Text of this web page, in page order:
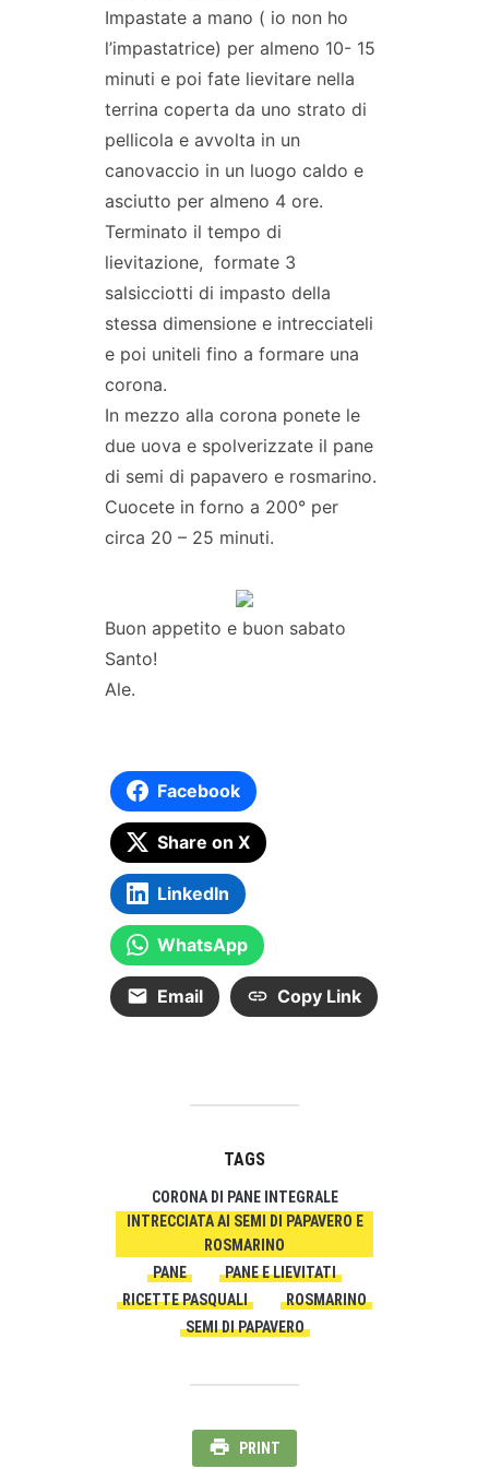
Impastate a mano ( io non ho
l’impastatrice) per almeno 10- 15
minuti e poi fate lievitare nella
terrina coperta da uno strato di
pellicola e avvolta in un
canovaccio in un luogo caldo e
asciutto per almeno 4 ore.
Terminato il tempo di
lievitazione, formate 3
salsicciotti di impasto della
stessa dimensione e intrecciateli
e poi uniteli fino a formare una
corona.
In mezzo alla corona ponete le
due uova e spolverizzate il pane
di semi di papavero e rosmarino.
Cuocete in forno a 200° per
circa 20 – 25 minuti.
Buon appetito e buon sabato
Santo!
Ale.
Facebook
Share on X
LinkedIn
WhatsApp
Email Copy Link
TAGS
CORONA DI PANE INTEGRALE
INTRECCIATA AI SEMI DI PAPAVERO E
ROSMARINO
PANE
PANE E LIEVITATI
RICETTE PASQUALI
ROSMARINO
SEMI DI PAPAVERO
PRINT